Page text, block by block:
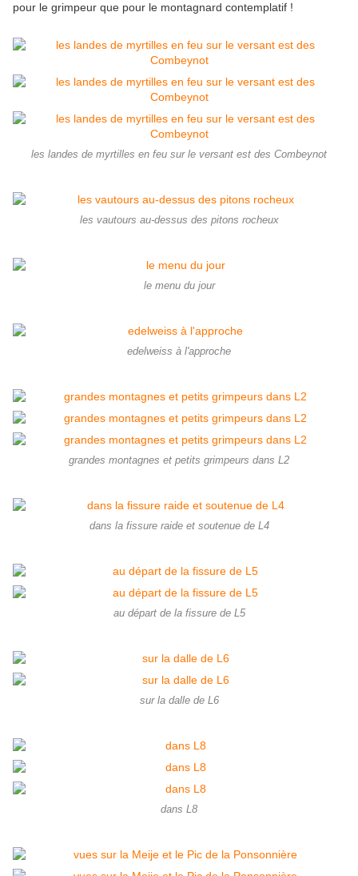
pour le grimpeur que pour le montagnard contemplatif !
les landes de myrtilles en feu sur le versant est des Combeynot
les vautours au-dessus des pitons rocheux
le menu du jour
edelweiss à l'approche
grandes montagnes et petits grimpeurs dans L2
dans la fissure raide et soutenue de L4
au départ de la fissure de L5
sur la dalle de L6
dans L8